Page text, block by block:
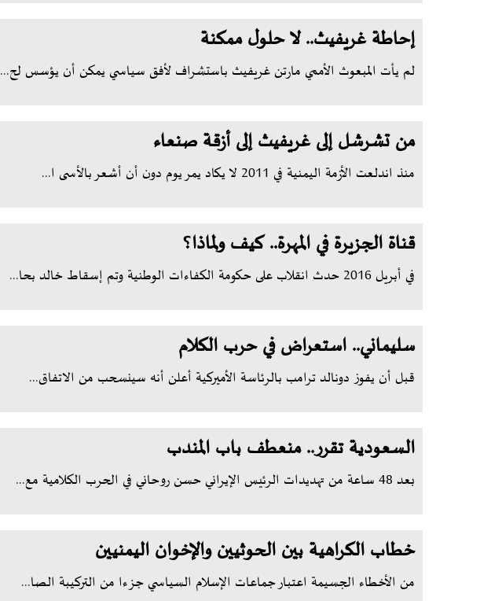
إحاطة غريفيث.. لا حلول ممكنة
لم يأت المبعوث الأممي مارتن غريفيث باستشراف لأفق سياسي يمكن أن يؤسس لح...
من تشرشل إلى غريفيث إلى أزقة صنعاء
منذ اندلعت الأزمة اليمنية في 2011 لا يكاد يمر يوم دون أن أشعر بالأسى ا...
قناة الجزيرة في المهرة.. كيف ولماذا؟
في أبريل 2016 حدث انقلاب على حكومة الكفاءات الوطنية وتم إسقاط خالد بحا...
سليماني.. استعراض في حرب الكلام
قبل أن يفوز دونالد ترامب بالرئاسة الأميركية أعلن أنه سينسحب من الاتفاق...
السعودية تقرر.. منعطف باب المندب
بعد 48 ساعة من تهديدات الرئيس الإيراني حسن روحاني في الحرب الكلامية مع...
خطاب الكراهية بين الحوثيين والإخوان اليمنيين
من الأخطاء الجسيمة اعتبار جماعات الإسلام السياسي جزءا من التركيبة الصا...